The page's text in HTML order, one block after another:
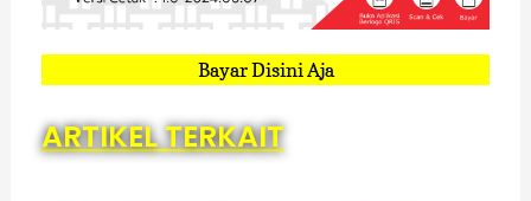
Bayar Disini Aja
ARTIKEL TERKAIT